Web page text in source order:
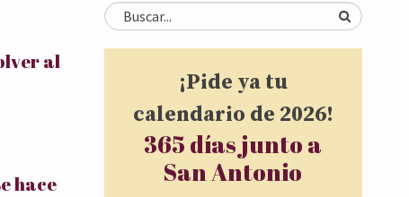
al
hace
Formulario de
búsqueda
Buscar
¡Pide ya tu
calendario de 2026!
365 días junto a
San Antonio